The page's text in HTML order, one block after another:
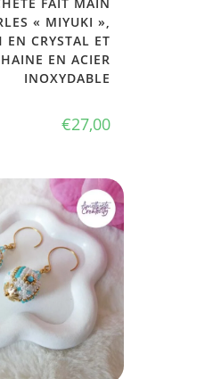
« MIYUKI »,
EN CRYSTAL ET
EN ACIER
INOXYDABLE
€27,00